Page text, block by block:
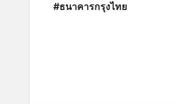
#ธนาคารกรุงไทย